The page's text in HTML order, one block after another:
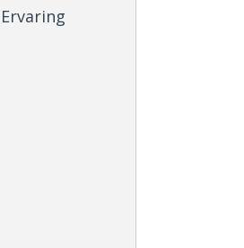
Ervaring